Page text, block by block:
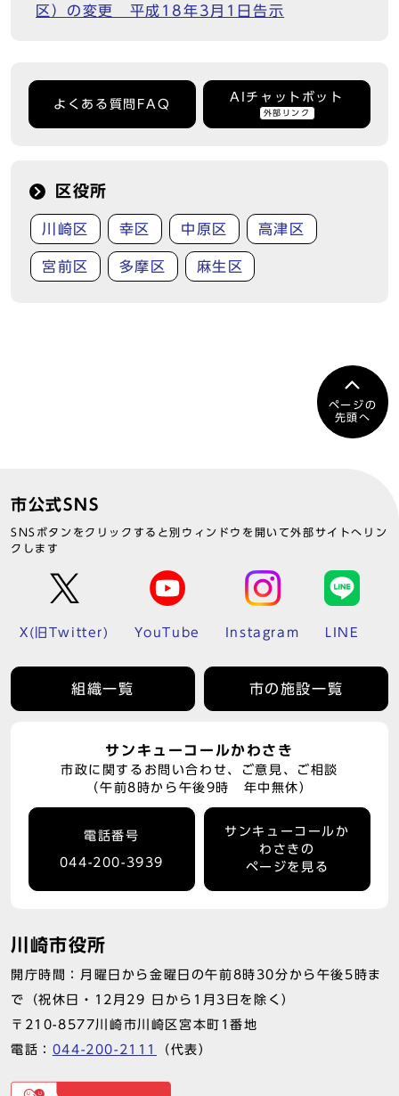
区）の変更 平成18年3月1日告示
よくある質問FAQ
AIチャットボット
外部リンク
区役所
川崎区 幸区 中原区 高津区
宮前区 多摩区 麻生区
ページの
先頭へ
市公式SNS
SNSボタンをクリックすると別ウィンドウを開いて外部サイトへリン
クします
X(旧Twitter) YouTube Instagram LINE
組織一覧 市の施設一覧
サンキューコールかわさき
市政に関するお問い合わせ、ご意見、ご相談
（午前8時から午後9時 年中無休）
電話番号
044-200-3939
サンキューコールか
わさきの
ページを見る
川崎市役所
開庁時間：月曜日から金曜日の午前8時30分から午後5時ま
で（祝休日・12月29 日から1月3日を除く）
〒210-8577川崎市川崎区宮本町1番地
電話： 044-200-2111 （代表）